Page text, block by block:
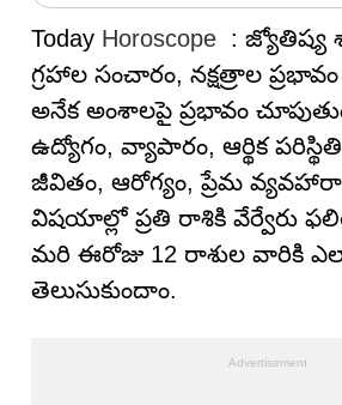
Today Horoscope : జ్యోతిష్య
గ్రహాల సంచారం, నక్షత్రాల
అనేక అంశాలపై ప్రభావం
ఉద్యోగం, వ్యాపారం, ఆర్థిక
జీవితం, ఆరోగ్యం, ప్రేమ
విషయాల్లో ప్రతి రాశికి వేర్వేరు
మరి ఈరోజు 12 రాశుల వారికి
తెలుసుకుందాం.